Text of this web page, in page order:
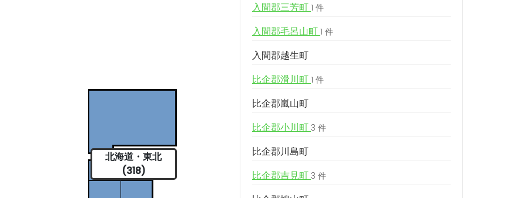
北海道・東北
(318)
入間郡三芳町 1 件
入間郡毛呂山町 1 件
入間郡越生町
比企郡滑川町 1 件
比企郡嵐山町
比企郡小川町 3 件
比企郡川島町
比企郡吉見町 3 件